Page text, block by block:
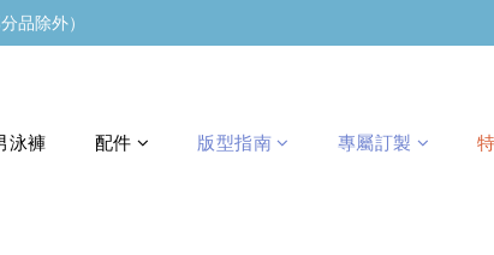
品除外）
泳褲 配件 版型指南 專屬訂製